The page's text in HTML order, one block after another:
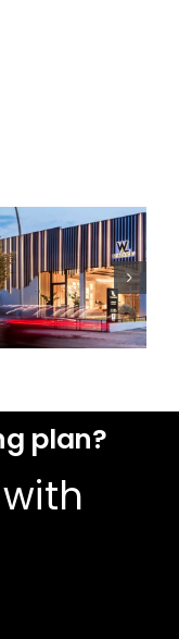
Lighting
Mallorca
plan?